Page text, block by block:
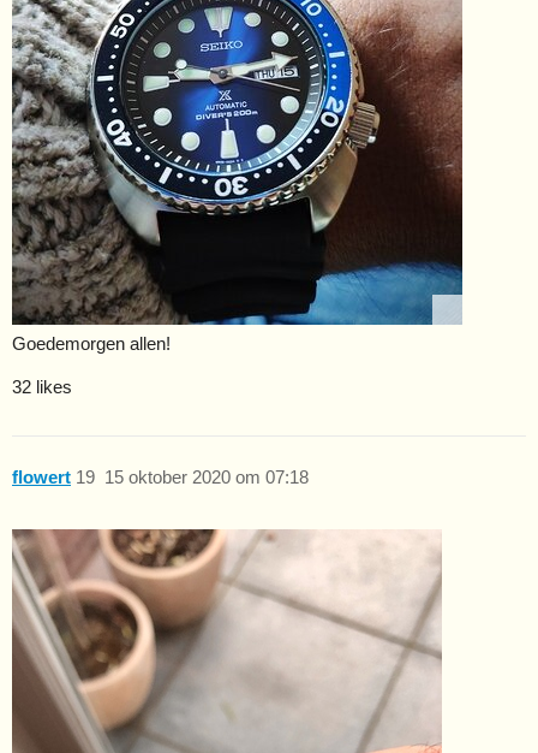
Goedemorgen allen!
32 likes
flowert 15 oktober 2020 om 07:18
19